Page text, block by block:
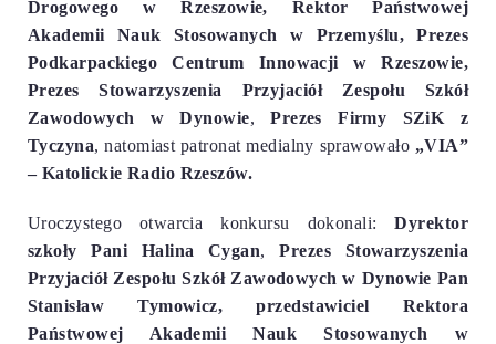
Drogowego w Rzeszowie, Rektor Państwowej
Akademii Nauk Stosowanych w Przemyślu, Prezes
Podkarpackiego Centrum Innowacji w Rzeszowie,
Prezes Stowarzyszenia Przyjaciół Zespołu Szkół
Zawodowych w Dynowie,Prezes Firmy SZiK z
Tyczyna, natomiast patronat medialny sprawowało „VIA”
– Katolickie Radio Rzeszów.
Uroczystego otwarcia konkursu dokonali:
Dyrektor
szkoły Pani Halina Cygan,Prezes Stowarzyszenia
Przyjaciół Zespołu Szkół Zawodowych w Dynowie Pan
Stanisław Tymowicz, przedstawiciel Rektora
Państwowej Akademii Nauk Stosowanych w